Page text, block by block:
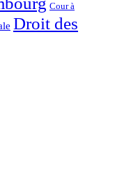
Cour à
Droit des